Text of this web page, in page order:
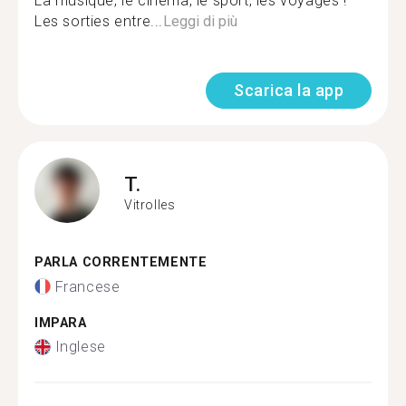
Les sorties entre...Leggi di più
Scarica la app
T.
Vitrolles
PARLA CORRENTEMENTE
Francese
IMPARA
Inglese